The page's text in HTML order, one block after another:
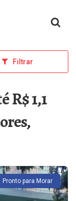
Filtrar
R$ 1,1
Pronto para Morar